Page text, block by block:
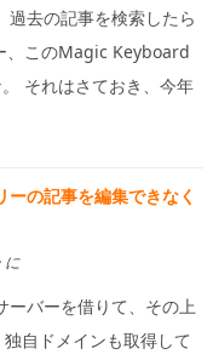
過去の記事を検索したら
、このMagic Keyboard
それはさておき、今年
の記事を編集できなく
に
ーバーを借りて、その上
自ドメインも取得して